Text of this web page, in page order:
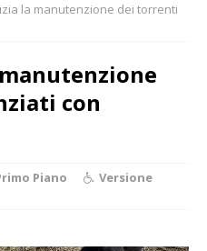
la manutenzione dei torrenti
con
Piano
Versione